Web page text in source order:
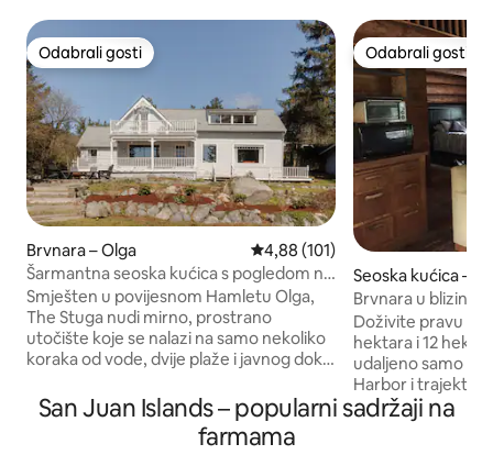
Odabrali gosti
Odabrali gosti
Brvnara – Olga Prosječna ocjena: 4,88/5,
4,88 (101)
Šarmantna seoska kućica s pogledom na
vodu
Smješten u povijesnom Hamletu Olga,
The Stuga nudi mirno, prostrano
utočište koje se nalazi na samo nekoliko
koraka od vode, dvije plaže i javnog doka.
posteljina, potpuno opremljena kuhinja,
internet s vlaknima, sve u pažljivo
uređenom prostoru. Unutrašnji prostori
Odabrali gosti
Odabrali gosti
Seoska kućica –
r
Brvnara u blizini
farmi Tigercello
Doživite pravu
hektara i 12
udaljeno samo
Harbor i trajekta.
uključujući
šumu
San Juan Islands – popularni sadržaji na
farmama